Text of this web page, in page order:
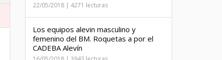
22/05/2018 | 4271 lecturas
Los equipos alevin masculino y
femenino del BM. Roquetas a por el
CADEBA Alevín